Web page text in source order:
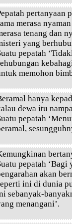
pertanyaan
merasa
tenang dan
yang
pepatah
memohon
hanya
dewa itu
pepatah
pepatah
akan
ini di dunia
sebanyak-
menangani’.